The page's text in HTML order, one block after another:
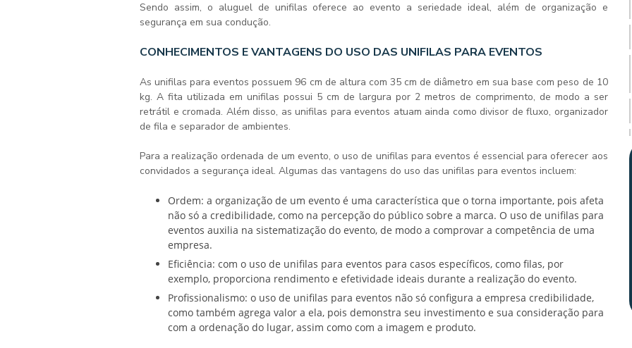
Sendo assim, o aluguel de unifilas oferece ao evento a seriedade ideal, além de organização e
segurança em sua condução.
CONHECIMENTOS E VANTAGENS DO USO DAS UNIFILAS PARA EVENTOS
Asunifilas para eventos possuem 96 cm de altura com 35 cm de diâmetro em sua base com peso de 10
kg. A fita utilizada em unifilas possui 5 cm de largura por 2 metros de comprimento, de modo a ser
retrátil e cromada. Além disso, asunifilas para eventos atuam ainda como divisor de fluxo, organizador
de fila e separador de ambientes.
Para a realização ordenada de um evento, o uso de unifilas para eventos é essencial para oferecer aos
convidados a segurança ideal. Algumas das vantagens do uso das unifilas para eventos incluem:
Ordem: a organização de um evento é uma característica que o torna importante, pois afeta
não só a credibilidade, como na percepção do público sobre a marca. O uso de unifilas para
eventos auxilia na sistematização do evento, de modo a comprovar a competência de uma
empresa.
Eficiência: com o uso de unifilas para eventos para casos específicos, como filas, por
exemplo, proporciona rendimento e efetividade ideais durante a realização do evento.
Profissionalismo: o uso de unifilas para eventos não só configura a empresa credibilidade,
como também agrega valor a ela, pois demonstra seu investimento e sua consideração para
com a ordenação do lugar, assim como com a imagem e produto.